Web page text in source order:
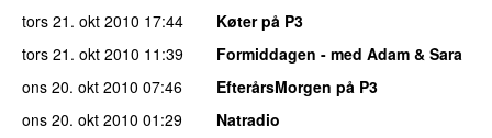
tors 21. okt 2010 17:44
Køter på P3
tors 21. okt 2010 11:39
Formiddagen - med Adam & Sara
ons 20. okt 2010 07:46
EfterårsMorgen på P3
ons 20. okt 2010 01:29
Natradio